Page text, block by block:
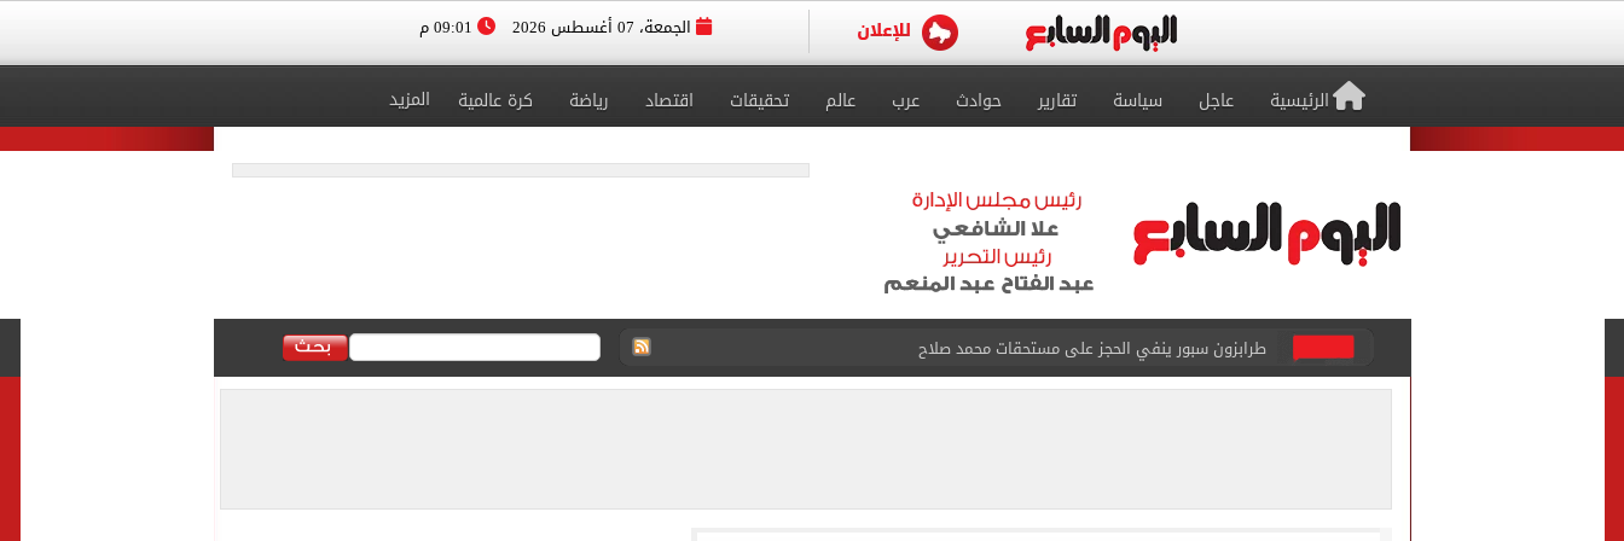
الجمعة، 07 أغسطس 2026
الرئيسية عاجل سياسة تقارير حوادث عرب عالم تحقيقات اقتصاد رياضة كرة عالمية المزيد
طرابزون سبور ينفي الحجز على مستحقات محمد صلاح
منتخب ناشئات كرة اليد يخسر أمام إسبانيا 27 - 26 فى نصف نهائى بطولة العالم